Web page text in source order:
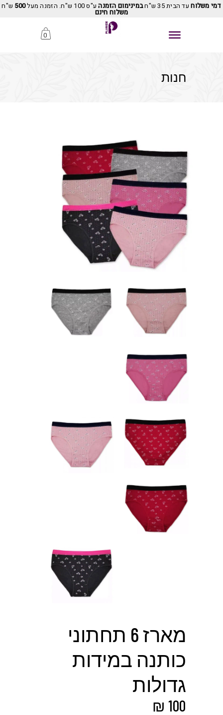
דמי משלוחעד הבית 35 ש"ח במינימום הזמנהע"ס 100 ש"ח. הזמנה מעל 500 ש"ח
משלוח חינם
0
חנות
מארז 6 תחתוני
כותנה במידות
גדולות
₪ 100